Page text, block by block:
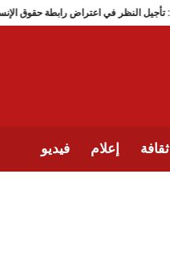
تونس : تأجيل النظر في اعتراض رابطة
ثقافة إعلام فيديو